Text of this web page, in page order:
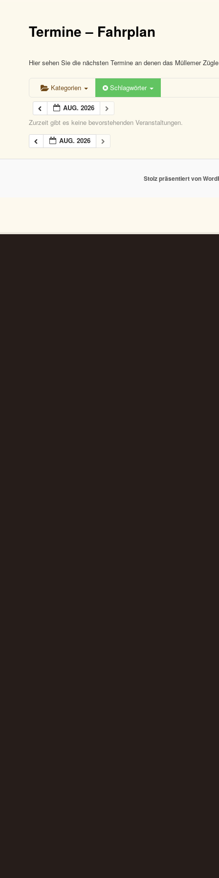
Termine – Fahrplan
Hier sehen Sie die nächsten Termine an denen das Müllemer
Kategorien Schlagwörter
AUG. 2026
Zurzeit gibt es keine bevorstehenden Veranstaltungen.
AUG. 2026
Stolz präsentiert von